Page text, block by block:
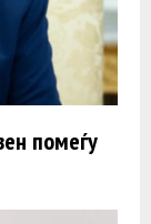
помеѓу